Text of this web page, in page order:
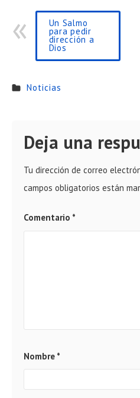
Un Salmo
para pedir
dirección a
Dios
Noticias
Deja una
Tu dirección de correo
campos obligatorios están
Comentario *
Nombre *